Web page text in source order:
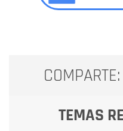
COMPARTE:
TEMAS